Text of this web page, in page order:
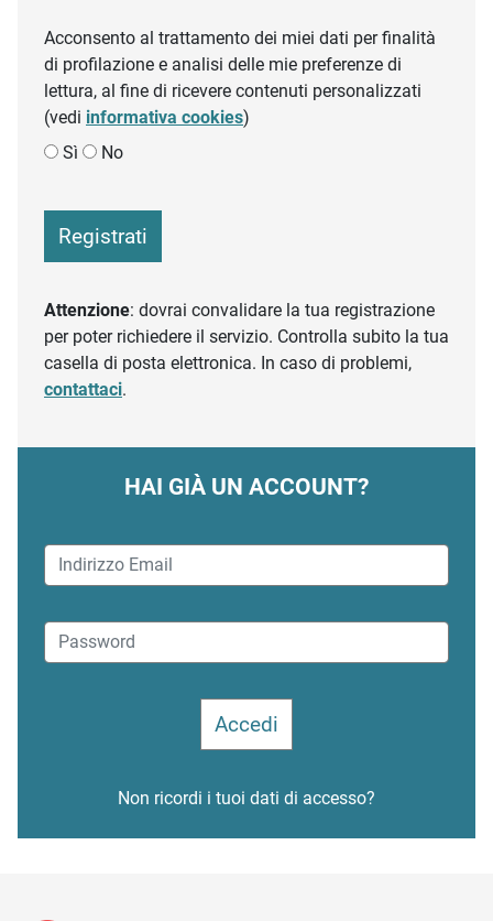
Acconsento al trattamento dei miei dati per finalità
di profilazione e analisi delle mie preferenze di
lettura, al fine di ricevere contenuti personalizzati
(vedi informativa cookies)
Sì
No
Registrati
Attenzione: dovrai convalidare la tua registrazione
per poter richiedere il servizio. Controlla subito la tua
casella di posta elettronica. In caso di problemi,
contattaci.
HAI GIÀ UN ACCOUNT?
Non ricordi i tuoi dati di accesso?